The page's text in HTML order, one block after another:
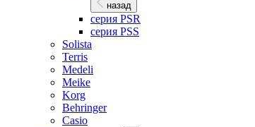
назад
серия PSR
серия PSS
Solista
Terris
Medeli
Meike
Korg
Behringer
Casio